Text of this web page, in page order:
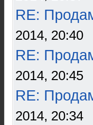
RE:
2014, 20:40
RE:
2014, 20:45
RE:
2014, 20:34